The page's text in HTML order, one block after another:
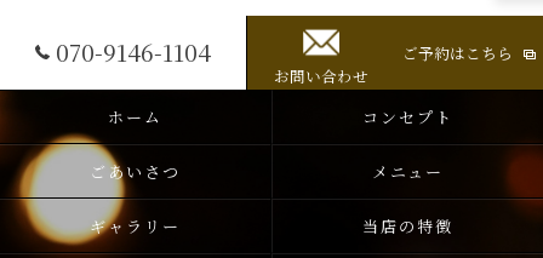
070-9146-1104
お問い合わせ
ご予約はこちら
ホーム コンセプト
ごあいさつ メニュー
ギャラリー 当店の特徴